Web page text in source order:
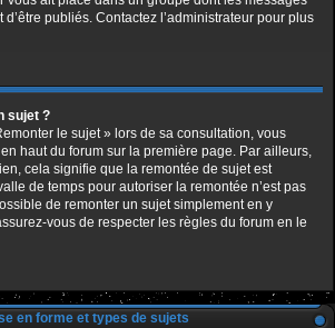
publiés. Contactez l’administrateur pour plus
sujet ?
le sujet » lors de sa consultation, vous
haut du forum sur la première page. Par ailleurs,
cela signifie que la remontée de sujet est
de temps pour autoriser la remontée n’est pas
de remonter un sujet simplement en y
vous de respecter les règles du forum en le
en forme et types de sujets